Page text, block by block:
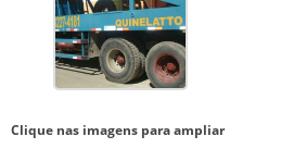
Clique nas imagens para ampliar